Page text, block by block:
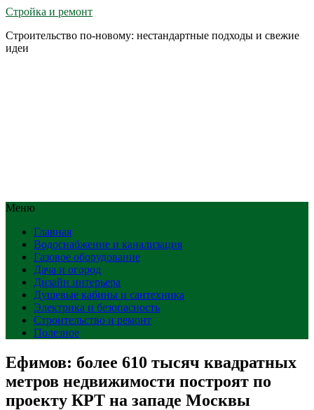
Стройка и ремонт
Строительство по-новому: нестандартные подходы и свежие
идеи
Меню
Главная
Водоснабжение и канализация
Газовое оборудование
Дача и огород
Дизайн интерьера
Душевые кабины и сантехника
Электрика и безопасность
Строительство и ремонт
Полезное
Ефимов: более 610 тысяч квадратных
метров недвижимости построят по
проекту КРТ на западе Москвы